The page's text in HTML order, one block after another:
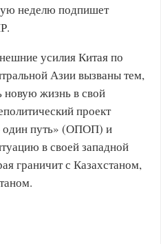
неделю подпишет
усилия Китая по
Азии вызваны тем,
новую жизнь в свой
проект
путь» (ОПОП) и
в своей западной
граничит с Казахстаном,